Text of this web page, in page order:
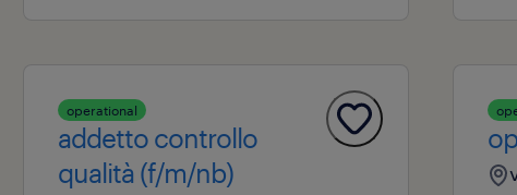
operational
addetto controllo
qualità (f/m/nb)